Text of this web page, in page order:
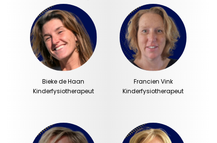
Bieke de Haan
Kinderfysiotherapeut
Francien Vink
Kinderfysiotherapeut